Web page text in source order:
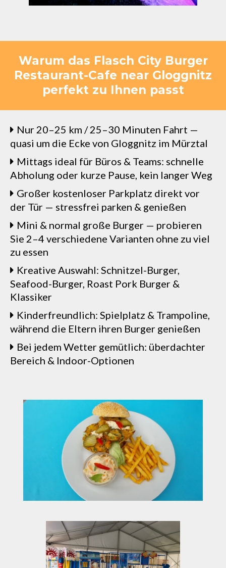
Warum das Flasch City Burger
Restaurant-Cafe near Gloggnitz
perfekt zu Ihnen passt
Nur 20–25 km / 25–30 Minuten Fahrt —
quasi um die Ecke von Gloggnitz im Mürztal
Mittags ideal für Büros & Teams: schnelle
Abholung oder kurze Pause, kein langer Weg
Großer kostenloser Parkplatz direkt vor
der Tür — stressfrei parken & genießen
Mini & normal große Burger — probieren
Sie 2–4 verschiedene Varianten ohne zu viel
zu essen
Kreative Auswahl: Schnitzel-Burger,
Seafood-Burger, Roast Pork Burger &
Klassiker
Kinderfreundlich: Spielplatz & Trampoline,
während die Eltern ihren Burger genießen
Bei jedem Wetter gemütlich: überdachter
Bereich & Indoor-Optionen